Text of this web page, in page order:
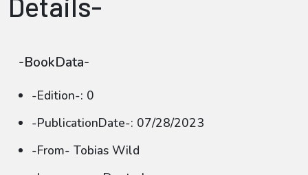
-BookData-
-Edition-: 0
-PublicationDate-: 07/28/2023
-From- Tobias Wild